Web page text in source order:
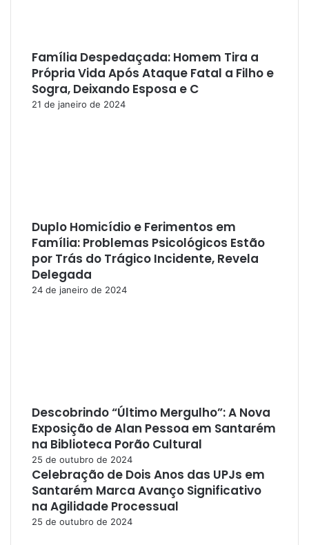
Família Despedaçada: Homem Tira a
Própria Vida Após Ataque Fatal a Filho e
Sogra, Deixando Esposa e C
21 de janeiro de 2024
Duplo Homicídio e Ferimentos em
Família: Problemas Psicológicos Estão
por Trás do Trágico Incidente, Revela
Delegada
24 de janeiro de 2024
Descobrindo “Último Mergulho”: A Nova
Exposição de Alan Pessoa em Santarém
na Biblioteca Porão Cultural
25 de outubro de 2024
Celebração de Dois Anos das UPJs em
Santarém Marca Avanço Significativo
na Agilidade Processual
25 de outubro de 2024